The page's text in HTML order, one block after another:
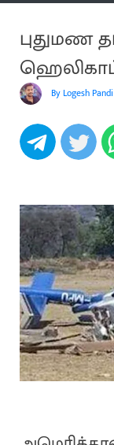
புதுமண
பலிBy Logesh Pandi